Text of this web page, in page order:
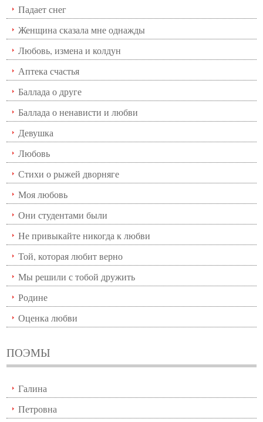
Падает снег
Женщина сказала мне однажды
Любовь, измена и колдун
Аптека счастья
Баллада о друге
Баллада о ненависти и любви
Девушка
Любовь
Стихи о рыжей дворняге
Моя любовь
Они студентами были
Не привыкайте никогда к любви
Той, которая любит верно
Мы решили с тобой дружить
Родине
Оценка любви
ПОЭМЫ
Галина
Петровна